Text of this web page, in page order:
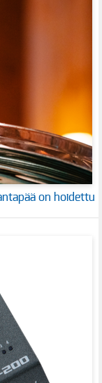
on hoidettu